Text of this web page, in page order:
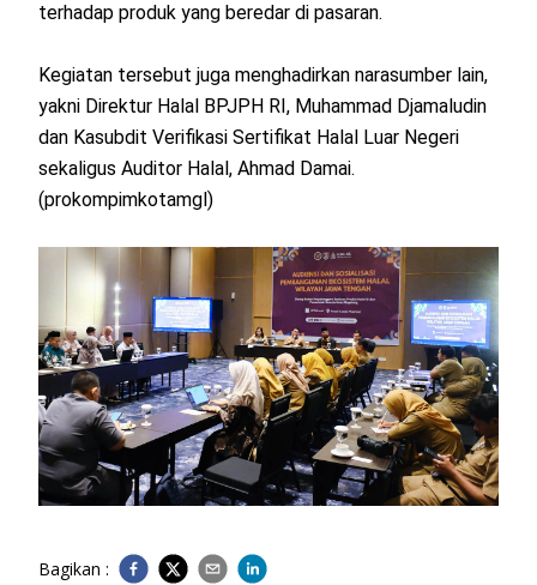
terhadap produk yang beredar di pasaran.
Kegiatan tersebut juga menghadirkan narasumber lain,
yakni Direktur Halal BPJPH RI, Muhammad Djamaludin
dan Kasubdit Verifikasi Sertifikat Halal Luar Negeri
sekaligus Auditor Halal, Ahmad Damai.
(prokompimkotamgl)
Bagikan :